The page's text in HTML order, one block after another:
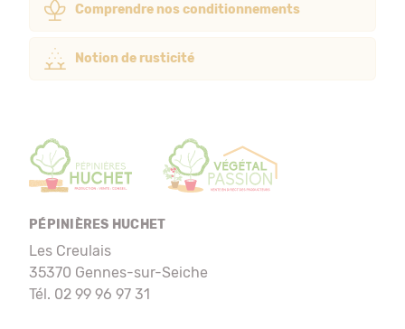
Comprendre nos conditionnements
Notion de rusticité
PÉPINIÈRES HUCHET
Les Creulais
35370 Gennes-sur-Seiche
Tél. 02 99 96 97 31